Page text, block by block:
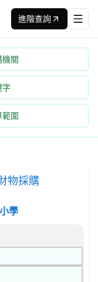
進階查詢
機關
字
範圍
招標公告 | 案號：
製品 | 招標方式：
物採購
學